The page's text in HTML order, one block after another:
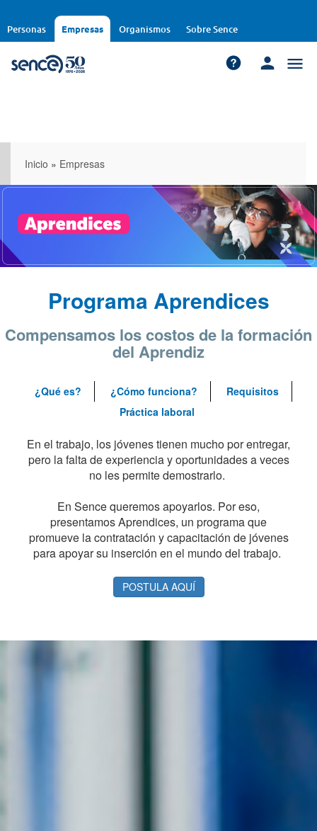
contenido
Personas Empresas Organismos Sobre Sence
Inicio » Empresas
Programa Aprendices
Compensamos los costos de la formación
del Aprendiz
¿Qué es? ¿Cómo funciona?
Requisitos
Práctica laboral
En el trabajo, los jóvenes tienen mucho por entregar,
pero la falta de experiencia y oportunidades a veces
no les permite demostrarlo.
En Sence queremos apoyarlos. Por eso,
presentamos Aprendices, un programa que
promueve la contratación y capacitación de jóvenes
para apoyar su inserción en el mundo del trabajo.
POSTULA AQUÍ